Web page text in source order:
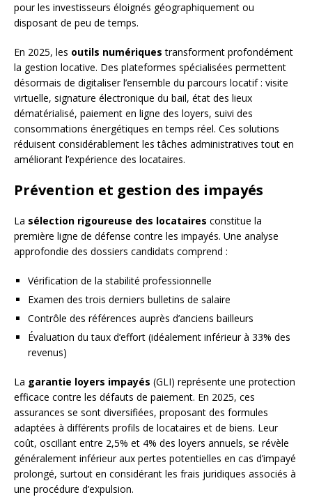
pour les investisseurs éloignés géographiquement ou
disposant de peu de temps.
En 2025, les outils numériques transforment profondément
la gestion locative. Des plateformes spécialisées permettent
désormais de digitaliser l’ensemble du parcours locatif : visite
virtuelle, signature électronique du bail, état des lieux
dématérialisé, paiement en ligne des loyers, suivi des
consommations énergétiques en temps réel. Ces solutions
réduisent considérablement les tâches administratives tout en
améliorant l’expérience des locataires.
Prévention et gestion des impayés
La sélection rigoureuse des locataires constitue la
première ligne de défense contre les impayés. Une analyse
approfondie des dossiers candidats comprend :
Vérification de la stabilité professionnelle
Examen des trois derniers bulletins de salaire
Contrôle des références auprès d’anciens bailleurs
Évaluation du taux d’effort (idéalement inférieur à 33% des
revenus)
La garantie loyers impayés (GLI) représente une protection
efficace contre les défauts de paiement. En 2025, ces
assurances se sont diversifiées, proposant des formules
adaptées à différents profils de locataires et de biens. Leur
coût, oscillant entre 2,5% et 4% des loyers annuels, se révèle
généralement inférieur aux pertes potentielles en cas d’impayé
prolongé, surtout en considérant les frais juridiques associés à
une procédure d’expulsion.